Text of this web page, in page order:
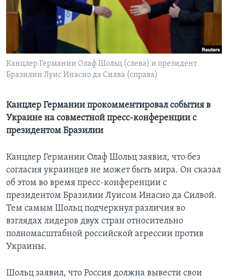
Learning English
СОЦИАЛЬНЫЕ СЕТИ
Канцлер Германии Олаф Шольц (слева) и президент
Бразилии Луис Инасио да Силва (справа)
Канцлер Германии прокомментировал события в
Украине на совместной пресс-конференции с
президентом Бразилии
Канцлер Германии Олаф Шольц заявил, что без
согласия украинцев не может быть мира. Он сказал
об этом во время пресс-конференции с
президентом Бразилии Луисом Инасио да Силвой.
Тем самым Шольц подчеркнул различия во
взглядах лидеров двух стран относительно
полномасштабной российской агрессии против
Украины.
Шольц заявил, что Россия должна вывести свои